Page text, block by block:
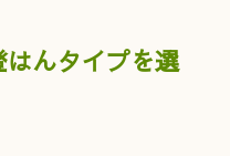
んタイプを選